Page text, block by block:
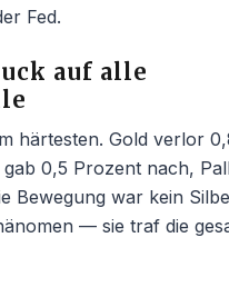
Fed.
auf alle
härtesten. Gold verlor
0,5 Prozent nach,
Bewegung war kein
— sie traf die